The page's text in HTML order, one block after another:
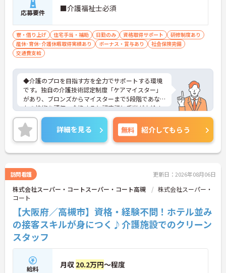
応募要件 ■介護福祉士必須
寮・借り上げ 住宅手当・補助 日勤のみ 資格取得サポート
研修制度あり
産休･育休･介護休暇取得実績あり
ボーナス・賞与あり
社会保険完備
交通費支給
◆介護のプロを目指す方を全力でサポートする環境
です。独自の介護技術認定制度「ケアマイスター」
があり、ブロンズからマイスターまで5段階であな
たの技術を評価。合格すると認定証と手当が支給さ
れます。
◆スタッフ同士の繋がりを大切にするため「サンク
スバッジ」という素敵な制度を導入しています。ス
マホやパソコンから、部署や施設を超えた仲間に
「ありがとう」のバッジを送り合う仕組みで、毎月
些細なことでも感謝を伝え合い、認め合えるため、
風通しが良くとてもあたたかい雰囲気の職場です。
また、「もっとこうしたら良くなるかも！」という
現場の小さなアイデアを大切にしており、入社1日
目から誰でもいくつでも提案できる「フジキャタ提
案」制度があり、毎月役員がすべての提案に目を通
します。自分の気づきが実際のサービス向上につな
がるため、やりがいを持って仕事に取り組めます。
詳細を見る 無料 紹介してもらう
訪問看護 更新日：2026年08月06日
株式会社スーパー・コートスーパー・コート高槻
株式会社スーパー・
コート
【大阪府／高槻市】資格・経験不問！ホテル並み
の接客スキルが身につく♪介護施設でのクリーン
スタッフ
給料 月収 20.2万円～程度